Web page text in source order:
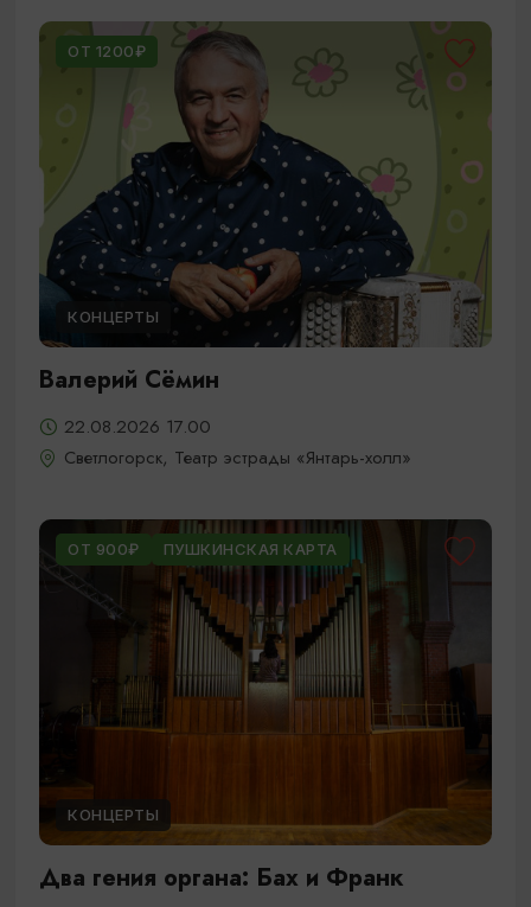
ОТ 1200₽
КОНЦЕРТЫ
Валерий Сёмин
22.08.2026 17.00
Светлогорск, Театр эстрады «Янтарь-холл»
ОТ 900₽ ПУШКИНСКАЯ КАРТА
КОНЦЕРТЫ
Два гения органа: Бах и Франк